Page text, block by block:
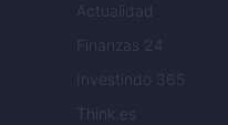
Actualidad
Finanzas 24
Investindo 365
Think.es